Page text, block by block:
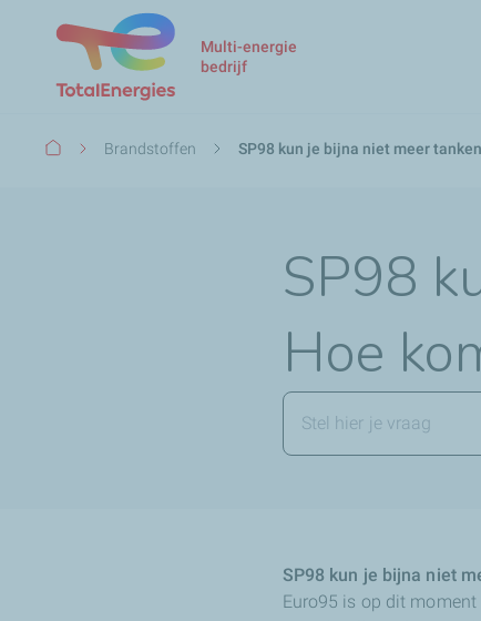
Multi-energie
bedrijf
KruimelpadBrandstoffen SP98 kun je bijna niet meer
SP98
Hoe
SP98 kun je bijna niet
Euro95 is op dit